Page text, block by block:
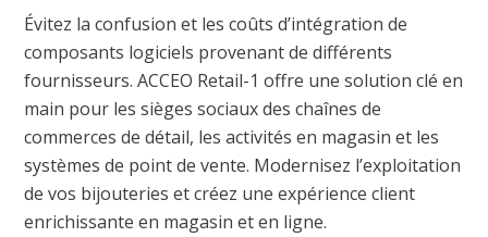
Évitez la confusion et les coûts d’intégration de
composants logiciels provenant de différents
fournisseurs. ACCEO Retail-1 offre une solution clé en
main pour les sièges sociaux des chaînes de
commerces de détail, les activités en magasin et les
systèmes de point de vente. Modernisez l’exploitation
de vos bijouteries et créez une expérience client
enrichissante en magasin et en ligne.